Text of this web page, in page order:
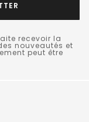
recevoir la
nouveautés et
peut être